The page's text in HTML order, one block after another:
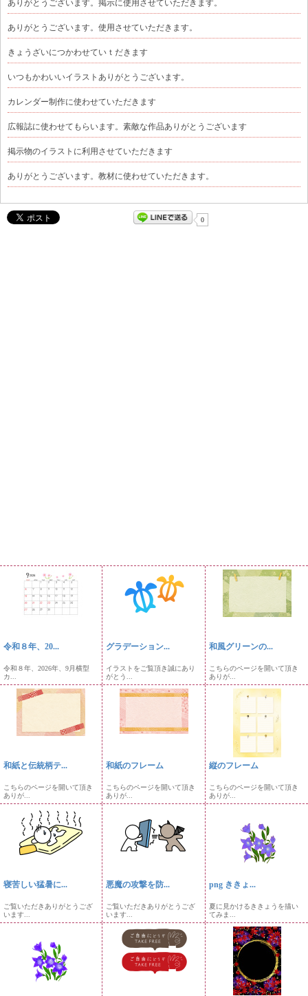
ありがとうございます。掲示に使用させていただきます。
ありがとうございます。使用させていただきます。
きょうざいにつかわせていｔだきます
いつもかわいいイラストありがとうございます。
カレンダー制作に使わせていただきます
広報誌に使わせてもらいます。素敵な作品ありがとうございます
掲示物のイラストに利用させていただきます
ありがとうございます。教材に使わせていただきます。
0
令和８年、20...
令和８年、2026年、9月横型
カ...
グラデーション...
イラストをご覧頂き誠にあり
がとう...
和風グリーンの...
こちらのページを開いて頂き
ありが...
和紙と伝統柄テ...
こちらのページを開いて頂き
ありが...
和紙のフレーム
こちらのページを開いて頂き
ありが...
縦のフレーム
こちらのページを開いて頂き
ありが...
寝苦しい猛暑に...
ご覧いただきありがとうござ
います...
悪魔の攻撃を防...
ご覧いただきありがとうござ
います...
png ききょ...
夏に見かけるききょうを描い
てみま...